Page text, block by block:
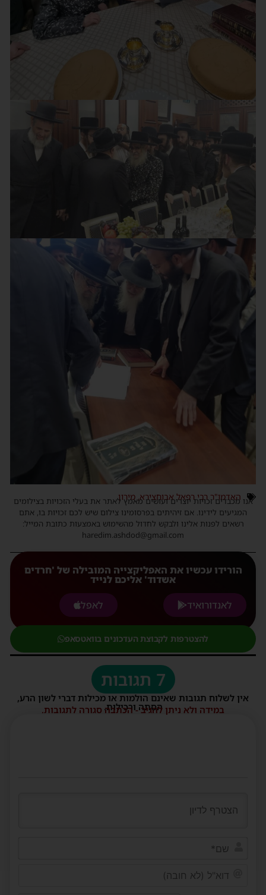
האדמו"ר רבי רפאל אבוחצירא, מירון
אנו מכבדים זכויות יוצרים ועושים מאמץ לאתר את בעלי הזכויות בצילומים
המגיעים לידינו. אם זיהיתים בפרסומינו צילום שיש לכם זכויות בו, אתם
רשאים לפנות אלינו ולבקש לחדול מהשימוש באמצעות כתובת המייל:
haredim.ashdod@gmail.com
הורידו עכשיו את האפליקצייה המובילה של 'חרדים
אשדוד' אליכם לנייד
לאנדורואיד
לאפל
להצטרפות לקבוצת העדכונים בוואטסאפ
7 תגובות
אין לשלוח תגובות שאינם הולמות או מכילות דברי לשון הרע,
הסתה ורכילות.
במידה ולא ניתן להגיב - הכתבה סגורה לתגובות.